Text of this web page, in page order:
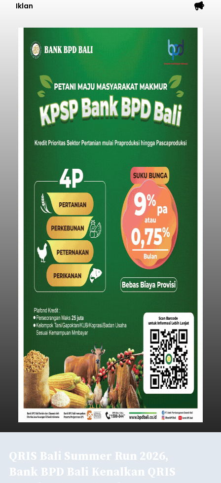
Iklan
QRIS Bali Summer Run 2026,
Bank BPD Bali Kenalkan QRIS